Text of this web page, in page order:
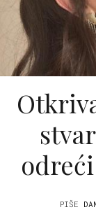
PIŠE